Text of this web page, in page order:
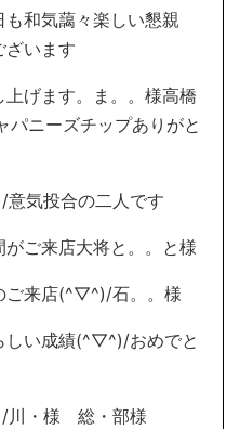
和気藹々楽しい懇親
ざいます
げます。ま。。様高橋
パニーズチップありがと
気投合の二人です
ご来店大将と。。と様
ご来店(^▽^)/石。。様
しい成績(^▽^)/おめでと
川・様 総・部様